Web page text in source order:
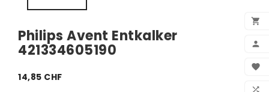




Philips Avent Entkalker
421334605190
14,85 CHF